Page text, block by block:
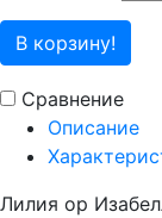
В корзину!
Сравнение
Описание
Лилия ор